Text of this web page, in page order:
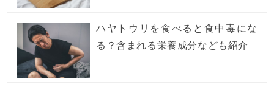
ハヤトウリを食べると食中毒にな
る？含まれる栄養成分なども紹介